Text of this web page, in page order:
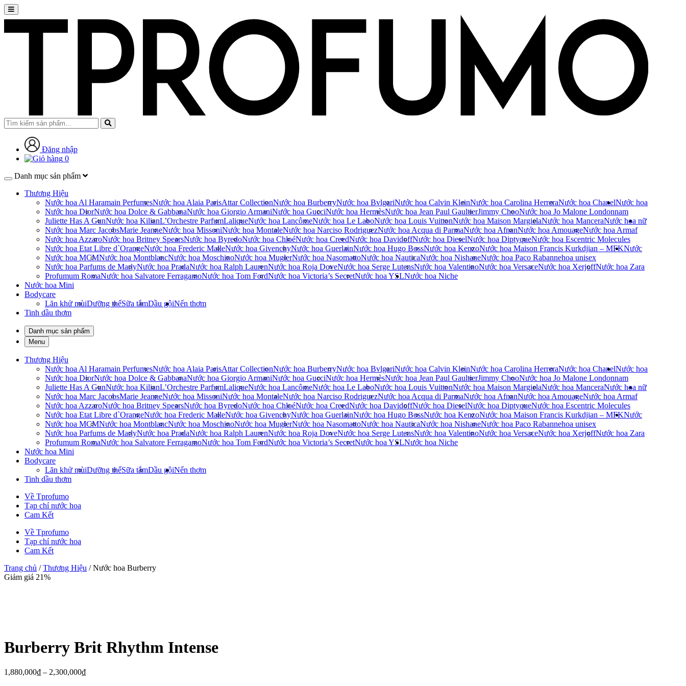
Đăng nhập
0
Danh mục sản phẩm
Thương Hiệu
Nước hoa Al Haramain PerfumesNước hoa Alaia ParisAttar CollectionNước hoa BurberryNước hoa BvlgariNước hoa Calvin KleinNước hoa Carolina HerreraNước hoa Chanel
Nước hoa DiorNước hoa Dolce & GabbanaNước hoa Giorgio ArmaniNước hoa GucciNước hoa HermèsNước hoa Jean Paul GaultierJimmy ChooNước hoa Jo Malone London
Juliette Has A GunNước hoa KilianL’Orchestre ParfumLaliqueNước hoa LancômeNước hoa Le LaboNước hoa Louis VuittonNước hoa Maison MargielaNước hoa Mancera
Nước hoa Marc JacobsMarie JeanneNước hoa MissoniNước hoa MontaleNước hoa Narciso RodriguezNước hoa Acqua di ParmaNước hoa AfnanNước hoa AmouageNước hoa Armaf
Nước hoa AzzaroNước hoa Britney SpearsNước hoa ByredoNước hoa ChloéNước hoa CreedNước hoa DavidoffNước hoa DieselNước hoa DiptyqueNước hoa Escentric Molecules
Nước hoa Etat Libre d`OrangeNước hoa Frederic MalleNước hoa GivenchyNước hoa GuerlainNước hoa Hugo BossNước hoa KenzoNước hoa Maison Francis Kurkdjian – MFK
Nước hoa MCMNước hoa MontblancNước hoa MoschinoNước hoa MuglerNước hoa NasomattoNước hoa NauticaNước hoa NishaneNước hoa Paco Rabanne
Nước hoa Parfums de MarlyNước hoa PradaNước hoa Ralph LaurenNước hoa Roja DoveNước hoa Serge LutensNước hoa ValentinoNước hoa VersaceNước hoa XerjoffNước hoa Zara
Profumum RomaNước hoa Salvatore FerragamoNước hoa Tom FordNước hoa Victoria’s SecretNước hoa YSL
Nước hoa
nam
Nước hoa nữ
Nước
hoa unisex
Nước hoa Niche
Nước hoa Mini
Bodycare
Lăn khử mùiDưỡng thểSữa tắmDầu gộiNến thơm
Tinh dầu thơm
Danh mục sản phẩm
Menu
Thương Hiệu
Nước hoa Al Haramain PerfumesNước hoa Alaia ParisAttar CollectionNước hoa BurberryNước hoa BvlgariNước hoa Calvin KleinNước hoa Carolina HerreraNước hoa Chanel
Nước hoa DiorNước hoa Dolce & GabbanaNước hoa Giorgio ArmaniNước hoa GucciNước hoa HermèsNước hoa Jean Paul GaultierJimmy ChooNước hoa Jo Malone London
Juliette Has A GunNước hoa KilianL’Orchestre ParfumLaliqueNước hoa LancômeNước hoa Le LaboNước hoa Louis VuittonNước hoa Maison MargielaNước hoa Mancera
Nước hoa Marc JacobsMarie JeanneNước hoa MissoniNước hoa MontaleNước hoa Narciso RodriguezNước hoa Acqua di ParmaNước hoa AfnanNước hoa AmouageNước hoa Armaf
Nước hoa AzzaroNước hoa Britney SpearsNước hoa ByredoNước hoa ChloéNước hoa CreedNước hoa DavidoffNước hoa DieselNước hoa DiptyqueNước hoa Escentric Molecules
Nước hoa Etat Libre d`OrangeNước hoa Frederic MalleNước hoa GivenchyNước hoa GuerlainNước hoa Hugo BossNước hoa KenzoNước hoa Maison Francis Kurkdjian – MFK
Nước hoa MCMNước hoa MontblancNước hoa MoschinoNước hoa MuglerNước hoa NasomattoNước hoa NauticaNước hoa NishaneNước hoa Paco Rabanne
Nước hoa Parfums de MarlyNước hoa PradaNước hoa Ralph LaurenNước hoa Roja DoveNước hoa Serge LutensNước hoa ValentinoNước hoa VersaceNước hoa XerjoffNước hoa Zara
Profumum RomaNước hoa Salvatore FerragamoNước hoa Tom FordNước hoa Victoria’s SecretNước hoa YSL
Nước hoa
nam
Nước hoa nữ
Nước
hoa unisex
Nước hoa Niche
Nước hoa Mini
Bodycare
Lăn khử mùiDưỡng thểSữa tắmDầu gộiNến thơm
Tinh dầu thơm
Về Tprofumo
Tạp chí nước hoa
Cam Kết
Về Tprofumo
Tạp chí nước hoa
Cam Kết
Trang chủ /Thương Hiệu / Nước hoa Burberry
Giảm giá 21%
Burberry Brit Rhythm Intense
1,880,000₫ – 2,300,000₫